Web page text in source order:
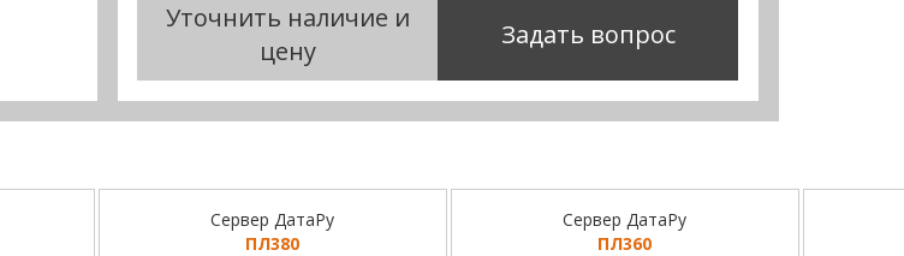
Уточнить наличие и
цену
Задать вопрос
Сервер ДатаРу
ПЛ380
Сервер ДатаРу
ПЛ360